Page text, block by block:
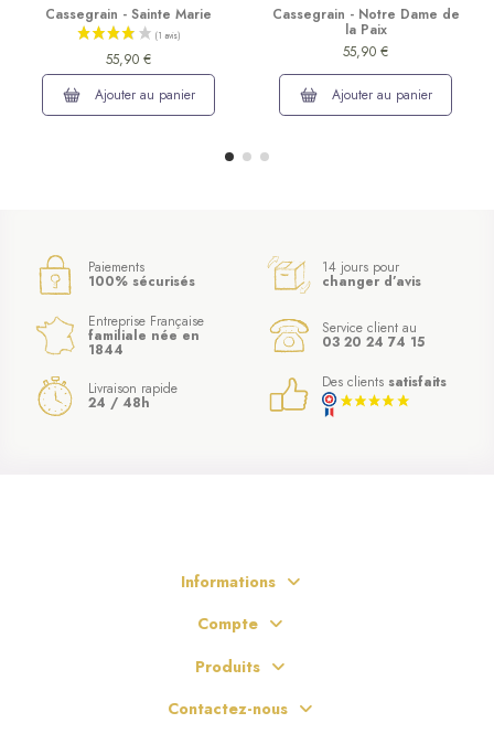
Cassegrain - Sainte Marie
55,90 €
Ajouter au panier
Cassegrain - Notre Dame de
la Paix
55,90 €
Ajouter au panier
Paiements
100% sécurisés
14 jours pour
changer d’avis
Entreprise Française
familiale née en
1844
Service client au
03 20 24 74 15
Livraison rapide
24 / 48h
Des clients satisfaits
Informations
Compte
Produits
Contactez-nous